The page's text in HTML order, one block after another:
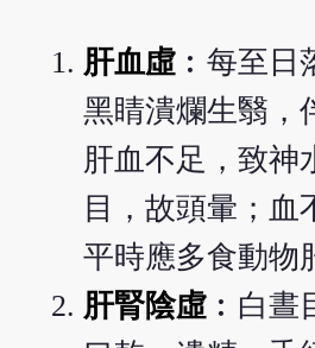
肝血虛︰每至日
黑睛潰爛生翳，
肝血不足，致神
目，故頭暈；血
平時應多食動物
肝腎陰虛︰白晝